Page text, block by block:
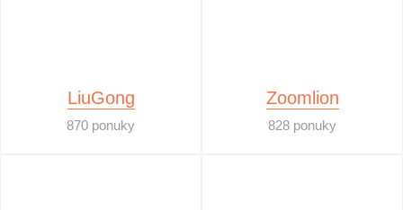
LiuGong
870 ponuky
Zoomlion
828 ponuky